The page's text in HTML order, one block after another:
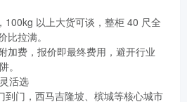
100kg 以上大货可谈，整柜 40 尺全
拉满。
加费，报价即最终费用，避开行业
。
活选
到门，西马吉隆坡、槟城等核心城市